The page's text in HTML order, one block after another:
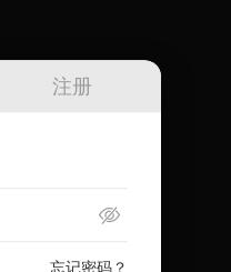
注册
忘记密码？